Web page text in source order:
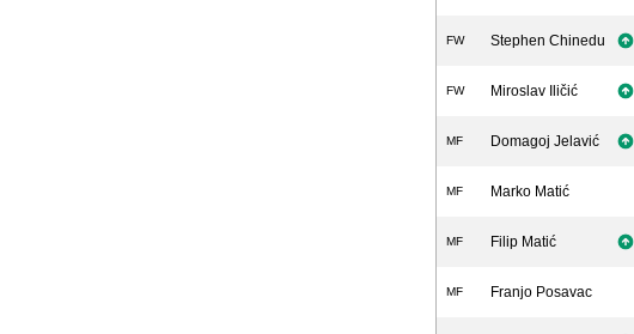
FW Stephen Chinedu
FW Miroslav Iličić
MF Domagoj Jelavić
MF Marko Matić
MF Filip Matić
MF Franjo Posavac